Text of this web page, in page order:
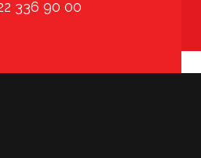
336 90 00